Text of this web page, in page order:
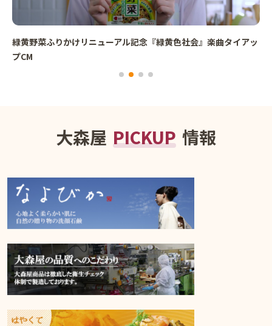
緑黄野菜ふりかけリニューアル記念『緑黄色社会』楽曲タイアッ
プCM
大森屋 PICKUP 情報